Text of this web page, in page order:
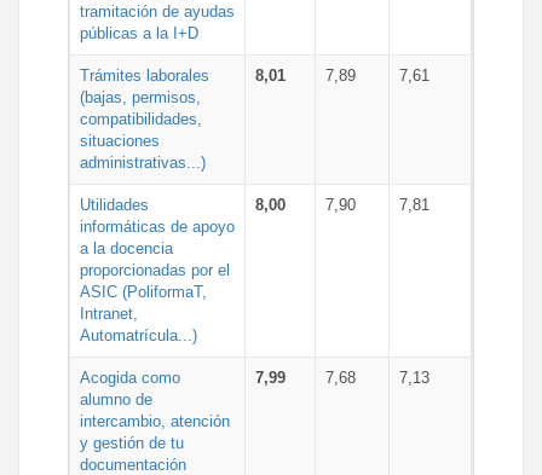
tramitación de ayudas
públicas a la I+D
Trámites laborales
(bajas, permisos,
compatibilidades,
situaciones
administrativas...)
8,01 7,89 7,61
Utilidades
informáticas de apoyo
a la docencia
proporcionadas por el
ASIC (PoliformaT,
Intranet,
Automatrícula...)
8,00 7,90 7,81
Acogida como
alumno de
intercambio, atención
y gestión de tu
documentación
7,99 7,68 7,13